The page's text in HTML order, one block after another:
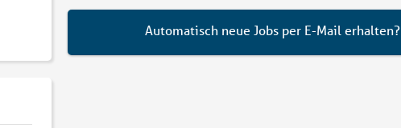
Automatisch neue Jobs per E-Mail erhalten?